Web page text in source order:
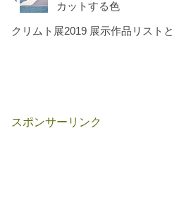
カットする色
クリムト展2019 展示作品リスト
スポンサーリンク